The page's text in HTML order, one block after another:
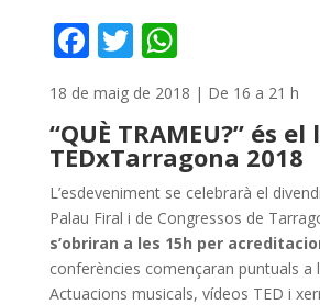
F
ac
e
b
o
o
k
T
w
itt
er
W
h
at
s
A
p
p
18 de maig de 2018 | De 16 a 21 h
“QUÈ TRAMEU?” és
TEDxTarragona 2018
L’esdeveniment se celebrarà el
Palau Firal i de Congressos de
s’obriran a les 15h per
conferències començaran puntuals a
Actuacions musicals, vídeos TED i